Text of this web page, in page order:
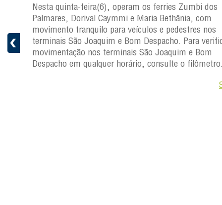
Nesta quinta-feira(6), operam os ferries Zumbi dos
Palmares, Dorival Caymmi e Maria Bethânia, com
movimento tranquilo para veículos e pedestres nos
terminais São Joaquim e Bom Despacho. Para
movimentação nos terminais São Joaquim e Bom
Despacho em qualquer horário, consulte o